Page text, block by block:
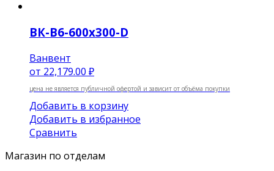
ВК-В6-600х300-D
Ванвент
от 22,179.00 ₽
цена не является публичной офертой и зависит от объёма покупки
Добавить в корзину
Добавить в избранное
Сравнить
Магазин по отделам